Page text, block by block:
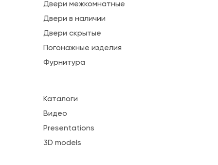
Двери межкомнатные
Двери в наличии
Двери скрытые
Погонажные изделия
Фурнитура
Каталоги
Видео
Presentations
3D models